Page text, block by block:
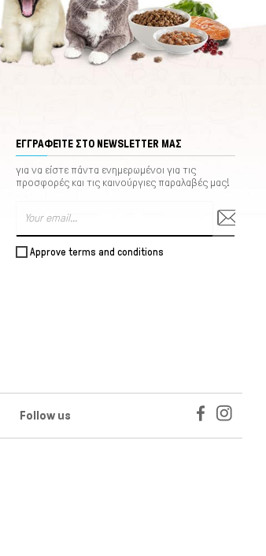
ΕΓΓΡΑΦΕΊΤΕ ΣΤΟ NEWSLETTER ΜΑΣ
για να είστε πάντα ενημερωμένοι για τις
προσφορές και τις καινούργιες παραλαβές μας!
Approve terms and conditions
Follow us